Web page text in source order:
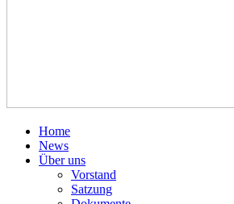
Home
News
Über uns
Vorstand
Satzung